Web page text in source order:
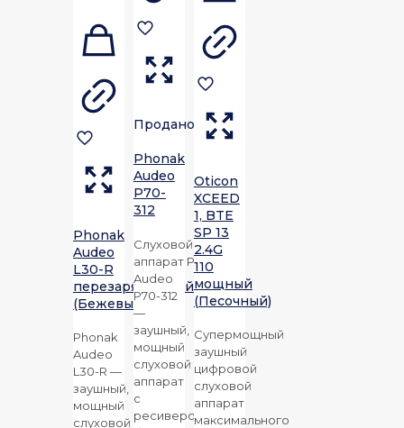
Phonak
Audeo
L30-R
перезаряжаемый
(Бежевый)
Phonak
Audeo
L30-R —
заушный,
мощный
слуховой
Продано
Phonak
Audeo
P70-
312
Слуховой
аппарат Phonak
Audeo
P70-312
—
заушный,
мощный
слуховой
аппарат
с
ресивером,
Oticon
XCEED
1, BTE
SP 13
2.4G
110
мощный
(Песочный)
Супермощный
заушный
цифровой
слуховой
аппарат
максимального